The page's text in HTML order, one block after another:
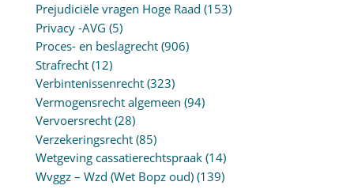
Prejudiciële vragen Hoge Raad (153)
Privacy -AVG (5)
Proces- en beslagrecht(906)
Strafrecht(12)
Verbintenissenrecht(323)
Vermogensrecht algemeen (94)
Vervoersrecht(28)
Verzekeringsrecht(85)
Wetgeving cassatierechtspraak(14)
Wvggz – Wzd (Wet Bopz oud)(139)